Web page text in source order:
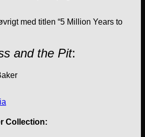
med titlen “5 Million Years to
and the Pit:
Collection: